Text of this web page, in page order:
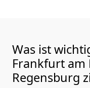
Was ist
Frankfurt am
Regensburg